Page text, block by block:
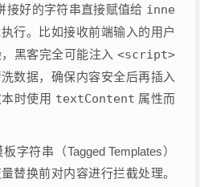
接好的字符串直接赋值给 inne
行。比如接收前端输入的用户
黑客完全可能注入 <script>
数据，确保内容安全后再插入
时使用 textContent 属性而
字符串（Tagged Templates）
替换前对内容进行拦截处理。